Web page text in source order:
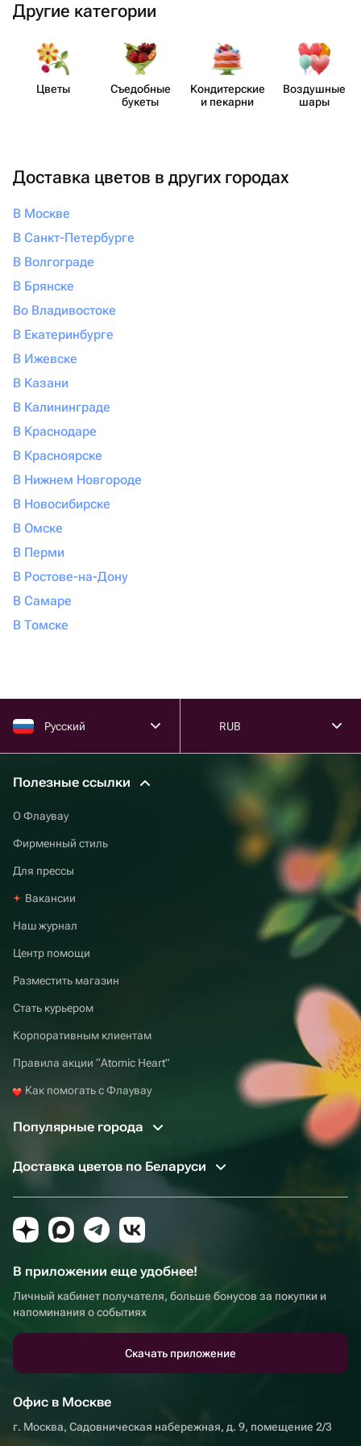
Другие категории
Цветы
Съедобные
букеты
Кондит​ерские
и пекарни
Воздушные
шары
Доставка цветов в других городах
В Москве
В Санкт-Петербурге
В Волгограде
В Брянске
Во Владивостоке
В Екатеринбурге
В Ижевске
В Казани
В Калининграде
В Краснодаре
В Красноярске
В Нижнем Новгороде
В Новосибирске
В Омске
В Перми
В Ростове-на-Дону
В Самаре
В Томске
Русский RUB
Полезные ссылки
О Флаувау
Фирменный стиль
Для прессы
Вакансии
Наш журнал
Центр помощи
Разместить магазин
Стать курьером
Корпоративным клиентам
Правила акции “Atomic Heart”
Как помогать с Флаувау
Популярные города
Доставка цветов по Беларуси
В приложении еще удобнее!
Личный кабинет получателя, больше бонусов за покупки и
напоминания о событиях
Скачать приложение
Офис в Москве
г. Москва, Садовническая набережная, д. 9, помещение 2/3